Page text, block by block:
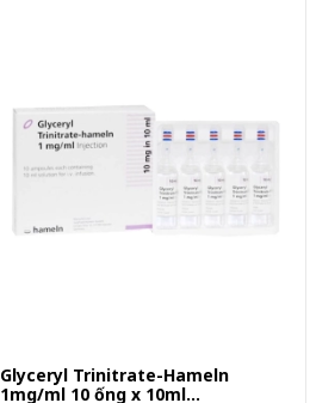
Glyceryl Trinitrate-Hameln
1mg/ml 10 ống x 10ml